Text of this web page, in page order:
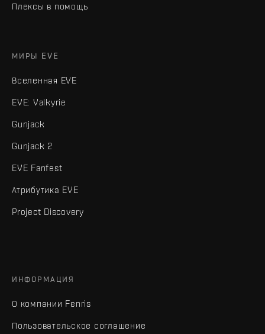
Плексы в помощь
МИРЫ EVE
Вселенная EVE
EVE: Valkyrie
Gunjack
Gunjack 2
EVE Fanfest
Атрибутика EVE
Project Discovery
ИНФОРМАЦИЯ
О компании Fenris
Пользовательское соглашение